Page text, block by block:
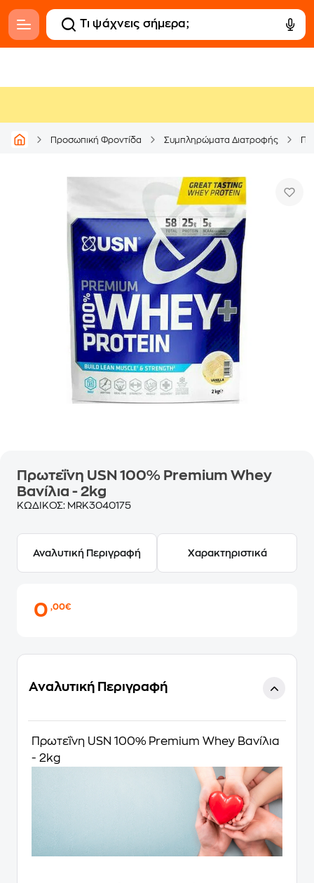
Προσωπική Φροντίδα Συμπληρώματα Διατροφής
Πρωτεΐνη USN 100% Premium Whey
Βανίλια - 2kg
ΚΩΔΙΚΟΣ: MRK3040175
Αναλυτική Περιγραφή Χαρακτηριστικά
0,00€
Αναλυτική Περιγραφή
Πρωτεΐνη USN 100% Premium Whey Βανίλια
- 2kg